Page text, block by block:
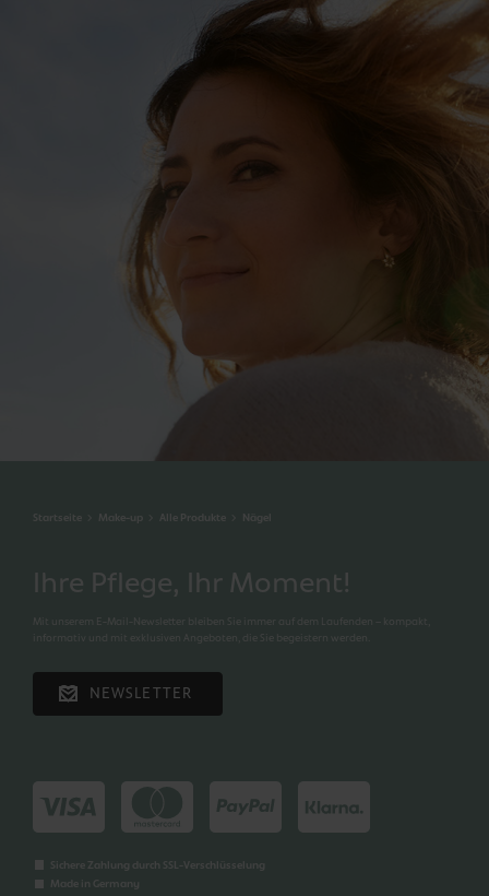
Startseite Make-up Alle Produkte Nägel
Sichere Zahlung durch SSL-Verschlüsselung
Made in Germany
Ihre Pflege, Ihr Moment!
Mit unserem E-Mail-Newsletter bleiben Sie immer auf dem Laufenden – kompakt,
informativ und mit exklusiven Angeboten, die Sie begeistern werden.
NEWSLETTER